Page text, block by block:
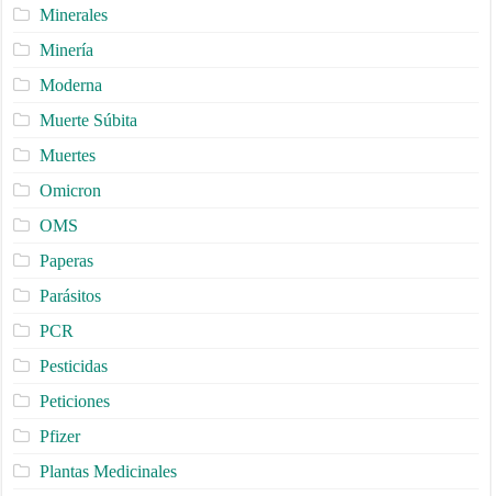
Minerales
Minería
Moderna
Muerte Súbita
Muertes
Omicron
OMS
Paperas
Parásitos
PCR
Pesticidas
Peticiones
Pfizer
Plantas Medicinales